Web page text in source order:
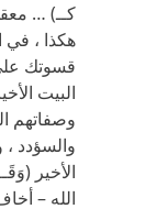
كــ) …
هكذا ، في
قسوتك
البيت
وصفاتهم
والسؤدد
الأخير
الله –